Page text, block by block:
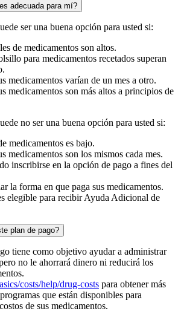
adecuada para mí?
ser una buena opción para usted si:
de medicamentos son altos.
para medicamentos recetados superan
medicamentos varían de un mes a otro.
medicamentos son más altos a principios de
no ser una buena opción para usted si:
medicamentos es bajo.
medicamentos son los mismos cada mes.
inscribirse en la opción de pago a fines del
la forma en que paga sus medicamentos.
elegible para recibir Ayuda Adicional de
plan de pago?
tiene como objetivo ayudar a administrar
no le ahorrará dinero ni reducirá los
costs/help/drug-costs para obtener más
que están disponibles para
de sus medicamentos.